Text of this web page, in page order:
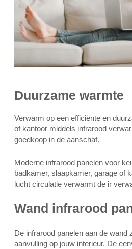
Duurzame warmte
Verwarm op een efficiënte en
of kantoor middels infrarood
goedkoop in de aanschaf.
Moderne infrarood panelen voor
badkamer, slaapkamer, garage of
lucht circulatie verwarmt de ir
Wand infrarood
De infrarood panelen aan de wand
aanvulling op jouw interieur. De